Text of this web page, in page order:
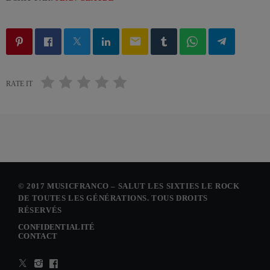
email
RATE IT
© 2017 MUSICFRANCO – SALUT LES SIXTIES LE ROCK
DE TOUTES LES GÉNÉRATIONS. TOUS DROITS
RÉSERVÉS
CONFIDENTIALITÉ
CONTACT